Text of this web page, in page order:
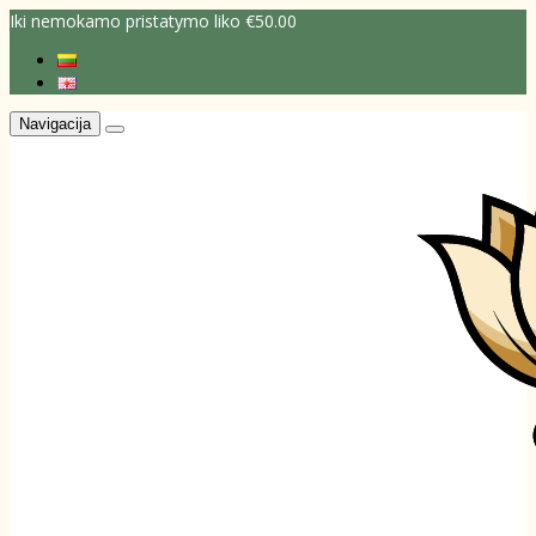
Iki nemokamo pristatymo liko €50.00
Navigacija